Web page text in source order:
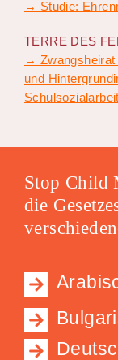
→ Studie:
TERRE DES
→ Zwangsheirat
und
Stop Child
die